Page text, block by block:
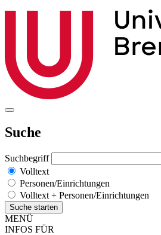
Suche
Suchbegriff
Volltext
Personen/Einrichtungen
Volltext + Personen/Einrichtungen
MENÜ
INFOS FÜR